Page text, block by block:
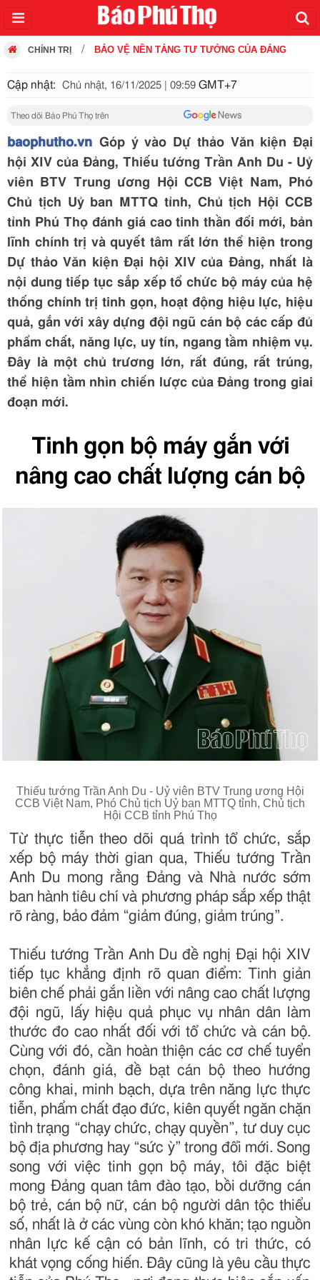
CHÍNH TRỊ BẢO VỆ NỀN TẢNG TƯ TƯỞNG CỦA ĐẢNG
Cập nhật: Chủ nhật, 16/11/2025 | 09:59 GMT+7
Theo dõi Báo Phú Thọ trên
baophutho.vn Góp ý vào Dự thảo Văn kiện Đại
hội XIV của Đảng, Thiếu tướng Trần Anh Du - Uỷ
viên BTV Trung ương Hội CCB Việt Nam, Phó
Chủ tịch Uỷ ban MTTQ tỉnh, Chủ tịch Hội CCB
tỉnh Phú Thọ đánh giá cao tinh thần đổi mới, bản
lĩnh chính trị và quyết tâm rất lớn thể hiện trong
Dự thảo Văn kiện Đại hội XIV của Đảng, nhất là
nội dung tiếp tục sắp xếp tổ chức bộ máy của hệ
thống chính trị tinh gọn, hoạt động hiệu lực, hiệu
quả, gắn với xây dựng đội ngũ cán bộ các cấp đủ
phẩm chất, năng lực, uy tín, ngang tầm nhiệm vụ.
Đây là một chủ trương lớn, rất đúng, rất trúng,
thể hiện tầm nhìn chiến lược của Đảng trong giai
đoạn mới.
Tinh gọn bộ máy gắn với
nâng cao chất lượng cán bộ
Thiếu tướng Trần Anh Du - Uỷ viên BTV Trung ương Hội
CCB Việt Nam, Phó Chủ tịch Uỷ ban MTTQ tỉnh, Chủ tịch
Hội CCB tỉnh Phú Thọ
Từ thực tiễn theo dõi quá trình tổ chức, sắp
xếp bộ máy thời gian qua, Thiếu tướng Trần
Anh Du mong rằng Đảng và Nhà nước sớm
ban hành tiêu chí và phương pháp sắp xếp thật
rõ ràng, bảo đảm “giảm đúng, giảm trúng”.
Thiếu tướng Trần Anh Du đề nghị Đại hội XIV
tiếp tục khẳng định rõ quan điểm: Tinh giản
biên chế phải gắn liền với nâng cao chất lượng
đội ngũ, lấy hiệu quả phục vụ nhân dân làm
thước đo cao nhất đối với tổ chức và cán bộ.
Cùng với đó, cần hoàn thiện các cơ chế tuyển
chọn, đánh giá, đề bạt cán bộ theo hướng
công khai, minh bạch, dựa trên năng lực thực
tiễn, phẩm chất đạo đức, kiên quyết ngăn chặn
tình trạng “chạy chức, chạy quyền”, tư duy cục
bộ địa phương hay “sức ỳ” trong đổi mới. Song
song với việc tinh gọn bộ máy, tôi đặc biệt
mong Đảng quan tâm đào tạo, bồi dưỡng cán
bộ trẻ, cán bộ nữ, cán bộ người dân tộc thiểu
số, nhất là ở các vùng còn khó khăn; tạo nguồn
nhân lực kế cận có bản lĩnh, có tri thức, có
khát vọng cống hiến. Đây cũng là yêu cầu thực